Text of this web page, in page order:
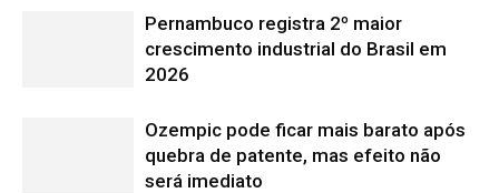
Pernambuco registra 2º maior
crescimento industrial do Brasil em
2026
Ozempic pode ficar mais barato após
quebra de patente, mas efeito não
será imediato